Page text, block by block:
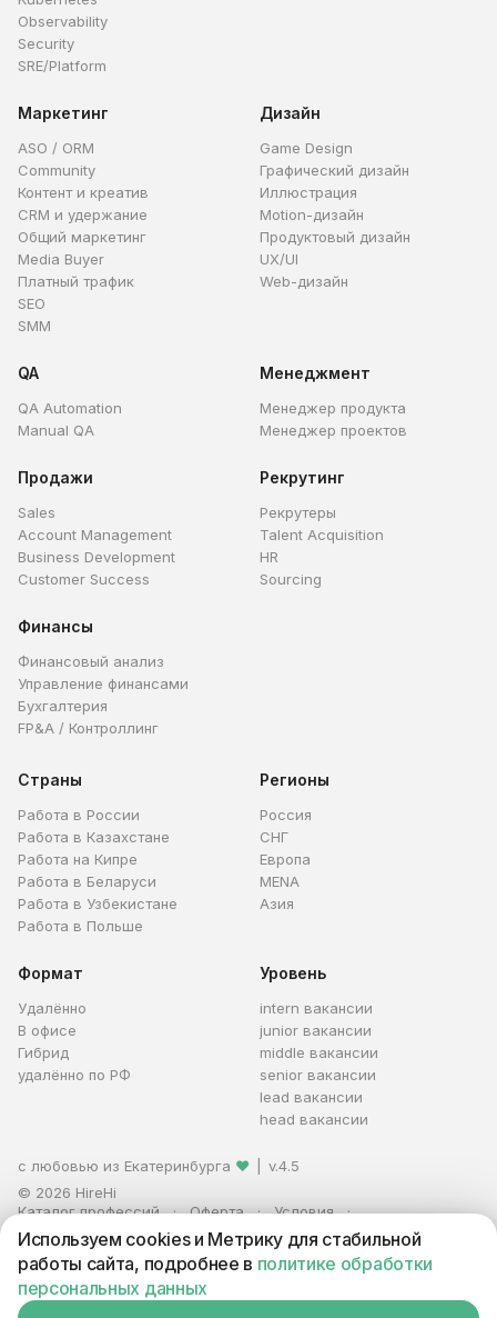
Observability
Security
SRE/Platform
Маркетинг
ASO / ORM
Community
Контент и креатив
CRM и удержание
Общий маркетинг
Media Buyer
Платный трафик
SEO
SMM
Дизайн
Game Design
Графический дизайн
Иллюстрация
Motion-дизайн
Продуктовый дизайн
UX/UI
Web-дизайн
QA
QA Automation
Manual QA
Менеджмент
Менеджер продукта
Менеджер проектов
Продажи
Sales
Account Management
Business Development
Customer Success
Рекрутинг
Рекрутеры
Talent Acquisition
HR
Sourcing
Финансы
Финансовый анализ
Управление финансами
Бухгалтерия
FP&A / Контроллинг
Страны
Работа в России
Работа в Казахстане
Работа на Кипре
Работа в Беларуси
Работа в Узбекистане
Работа в Польше
Регионы
Россия
СНГ
Европа
MENA
Азия
Формат
Удалённо
В офисе
Гибрид
удалённо по РФ
Уровень
intern вакансии
junior вакансии
middle вакансии
senior вакансии
lead вакансии
head вакансии
с любовью из Екатеринбурга ❤
v.4.5
© 2026 HireHi
Каталог профессий
Оферта
Условия
Персональные данные
Реклама
ИП Захаров Антон Алексеевич · ИНН 663005711880 · ОГРНИП
321665800059102
Используем cookies и Метрику для стабильной
работы сайта, подробнее в политике обработки
персональных данных